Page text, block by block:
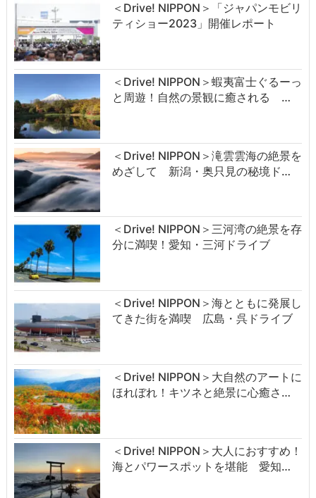
＜Drive! NIPPON＞「ジャパンモビリ
ティショー2023」開催レポート
＜Drive! NIPPON＞蝦夷富士ぐるーっ
と周遊！自然の景観に癒される …
＜Drive! NIPPON＞滝雲雲海の絶景を
めざして 新潟・奥只見の秘境ド…
＜Drive! NIPPON＞三河湾の絶景を存
分に満喫！愛知・三河ドライブ
＜Drive! NIPPON＞海とともに発展し
てきた街を満喫 広島・呉ドライブ
＜Drive! NIPPON＞大自然のアートに
ほれぼれ！キツネと絶景に心癒さ…
＜Drive! NIPPON＞大人におすすめ！
海とパワースポットを堪能 愛知…